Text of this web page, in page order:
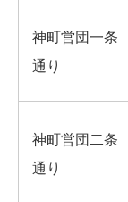
神町営団一条
通り
神町営団二条
通り